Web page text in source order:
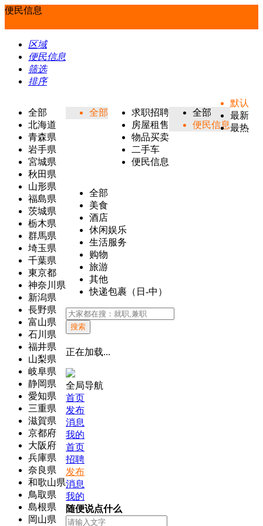
便民信息
区域
便民信息
筛选
排序
全部
北海道
青森県
岩手県
宮城県
秋田県
山形県
福島県
茨城県
栃木県
群馬県
埼玉県
千葉県
東京都
神奈川県
新潟県
長野県
富山県
石川県
福井県
山梨県
岐阜県
静岡県
愛知県
三重県
滋賀県
京都府
大阪府
兵庫県
奈良県
和歌山県
鳥取県
島根県
岡山県
全部
求职招聘
房屋租售
物品买卖
二手车
便民信息
全部
便民信息
全部
美食
酒店
休闲娱乐
生活服务
购物
旅游
其他
快递包裹（日-中）
默认
最新
最热
搜索
正在加载...
全局导航
首页
发布
消息
我的
首页
招聘
发布
消息
我的
随便说点什么